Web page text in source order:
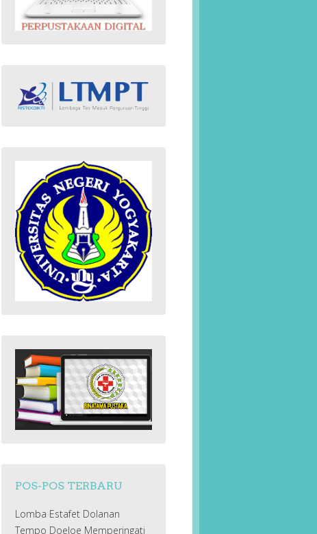
POS-POS TERBARU
Lomba Estafet Dolanan
Tempo Doeloe Memperingati